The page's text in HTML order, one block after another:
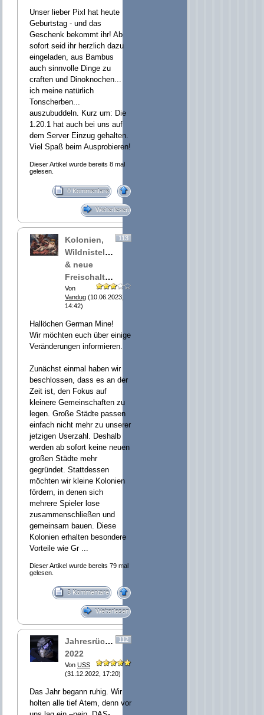
Unser lieber Pixl hat heute
Geburtstag - und das
Geschenk bekommt ihr! Ab
sofort seid ihr herzlich dazu
eingeladen, aus Bambus
auch sinnvolle Dinge zu
craften und Dinoknochen...
ich meine natürlich
Tonscherben...
auszubuddeln. Kurz um: Die
1.20.1 hat auch bei uns auf
dem Server Einzug gehalten.
Viel Spaß beim Ausprobieren!
Dieser Artikel wurde bereits 8 mal
gelesen.
0 Kommentare
Weiterlesen
113
Kolonien,
Wildnisteleports
& neue
Freischaltung
Von
Vandug (10.06.2023,
14:42)
Hallöchen German Mine!
Wir möchten euch über einige
Veränderungen informieren.
Zunächst einmal haben wir
beschlossen, dass es an der
Zeit ist, den Fokus auf
kleinere Gemeinschaften zu
legen. Große Städte passen
einfach nicht mehr zu unserer
jetzigen Userzahl. Deshalb
werden ab sofort keine neuen
großen Städte mehr
gegründet. Stattdessen
möchten wir kleine Kolonien
fördern, in denen sich
mehrere Spieler lose
zusammenschließen und
gemeinsam bauen. Diese
Kolonien erhalten besondere
Vorteile wie Gr ...
Dieser Artikel wurde bereits 79 mal
gelesen.
3 Kommentare
Weiterlesen
112
Jahresrückblick
2022
Von USS
(31.12.2022, 17:20)
Das Jahr begann ruhig. Wir
holten alle tief Atem, denn vor